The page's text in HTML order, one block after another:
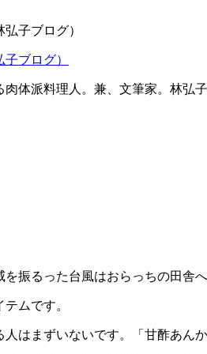
ブログ）
体派料理人。兼、文筆家。林弘
振るった台風はおらっちの田舎へ
ムです。
はまずいないです。「甘酢あん